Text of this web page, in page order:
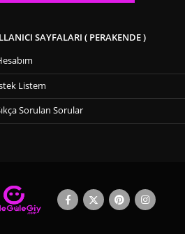
SAYFALARI ( PERAKENDE )
Listem
Sorulan Sorular